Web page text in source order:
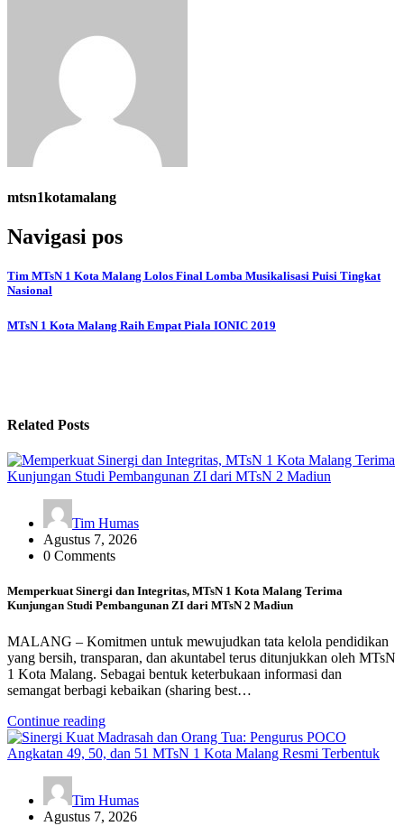
mtsn1kotamalang
Navigasi pos
Tim MTsN 1 Kota Malang Lolos Final Lomba Musikalisasi Puisi Tingkat
Nasional
MTsN 1 Kota Malang Raih Empat Piala IONIC 2019
Related Posts
Tim Humas
Agustus 7, 2026
0 Comments
Memperkuat Sinergi dan Integritas, MTsN 1 Kota Malang Terima
Kunjungan Studi Pembangunan ZI dari MTsN 2 Madiun
MALANG – Komitmen untuk mewujudkan tata kelola pendidikan
yang bersih, transparan, dan akuntabel terus ditunjukkan oleh MTsN
1 Kota Malang. Sebagai bentuk keterbukaan informasi dan
semangat berbagi kebaikan (sharing best…
Continue reading
Tim Humas
Agustus 7, 2026